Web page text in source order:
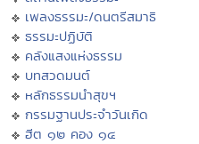
เพลงธรรมะ/ดนตรีสมาธิ
ธรรมะปฏิบัติ
คลังแสงแห่งธรรม
บทสวดมนต์
หลักธรรมนำสุขฯ
กรรมฐานประจำวันเกิด
ฮีต ๑๒ คอง ๑๔